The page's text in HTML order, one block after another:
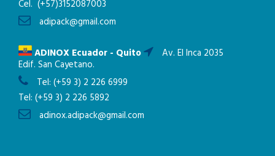
Cel. (+57)3152087003
adipack@gmail.com
ADINOX Ecuador - Quito Av. El Inca 2035
Edif. San Cayetano.
Tel: (+59 3) 2 226 6999
Tel: (+59 3) 2 226 5892
adinox.adipack@gmail.com